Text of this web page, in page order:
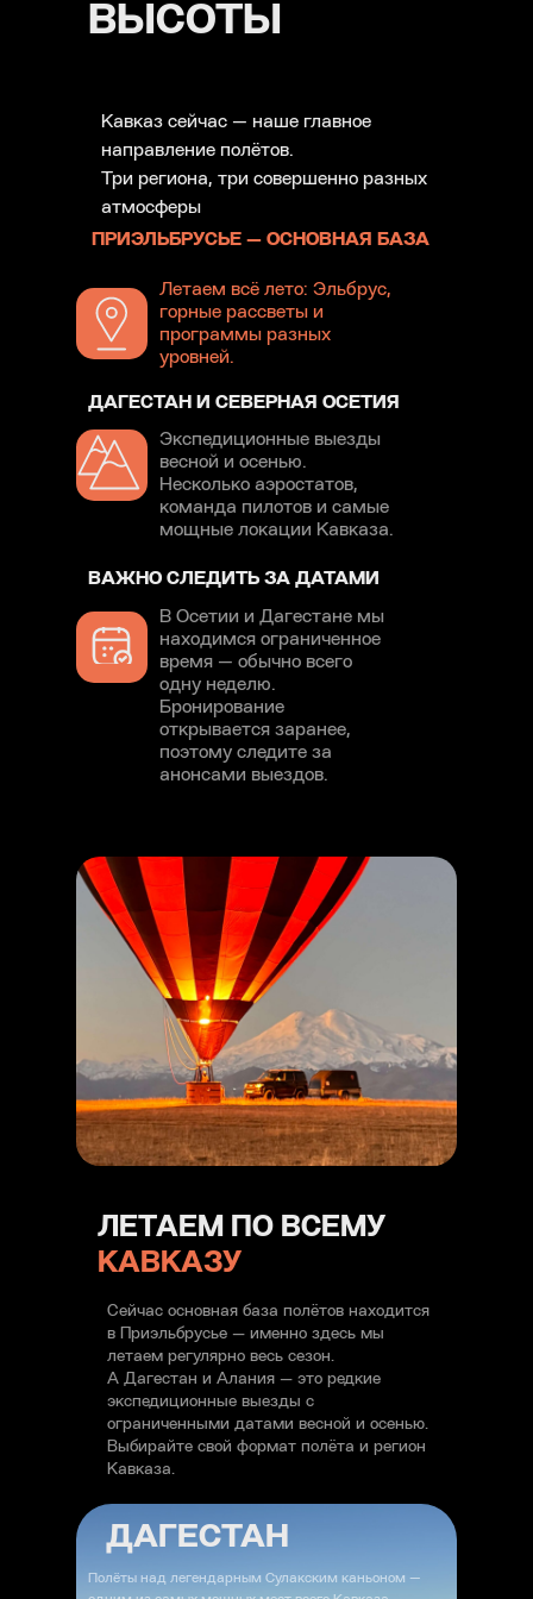
ВЫСОТЫ
Кавказ сейчас — наше главное
направление полётов.
Три региона, три совершенно разных
атмосферы
ПРИЭЛЬБРУСЬЕ — ОСНОВНАЯ БАЗА
Летаем всё лето: Эльбрус,
горные рассветы и
программы разных
уровней.
ДАГЕСТАН И СЕВЕРНАЯ ОСЕТИЯ
Экспедиционные выезды
весной и осенью.
Несколько аэростатов,
команда пилотов и самые
мощные локации Кавказа.
ВАЖНО СЛЕДИТЬ ЗА ДАТАМИ
В Осетии и Дагестане мы
находимся ограниченное
время — обычно всего
одну неделю.
Бронирование
открывается заранее,
поэтому следите за
анонсами выездов.
ЛЕТАЕМ ПО ВСЕМУ
КАВКАЗУ
Сейчас основная база полётов находится
в Приэльбрусье — именно здесь мы
летаем регулярно весь сезон.
А Дагестан и Алания — это редкие
экспедиционные выезды с
ограниченными датами весной и осенью.
Выбирайте свой формат полёта и регион
Кавказа.
ДАГЕСТАН
Полёты над легендарным Сулакским каньоном —
ВАШЛИЧНЫЙ
ПИЛОТ: МИХАИЛ
ЛЕТУНОВСКИЙ
Привет! Меня зовут
рад вас видеть на моём сайте. Наверное моя
в небе я испытываю нереальное удовольствие и